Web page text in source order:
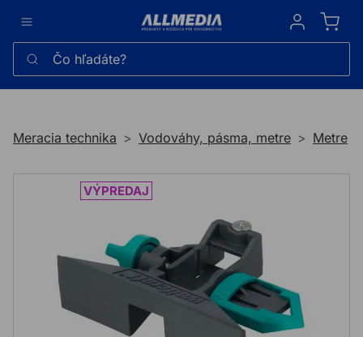
Sign in
Čo hľadáte?
Meracia technika Vodováhy, pásma, metre Metre